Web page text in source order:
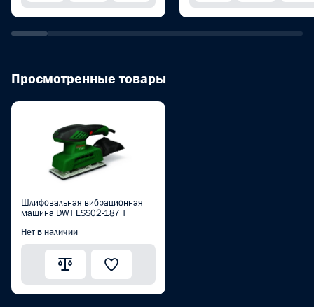
Просмотренные товары
Шлифовальная вибрационная
машина DWT ESS02-187 T
Нет в наличии